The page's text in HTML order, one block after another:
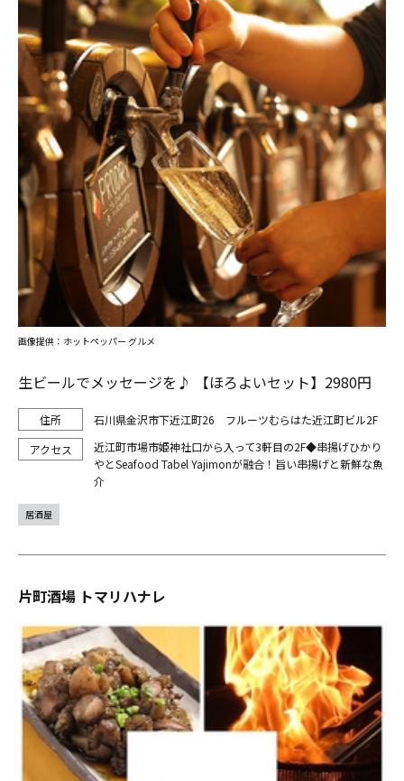
生ビールでメッセージを♪ 【ほろよいセット】2980円
石川県金沢市下近江町26 フルーツむらはた近江町ビル2F
近江町市場市姫神社口から入って3軒目の2F◆串揚げひかり
やとSeafood Tabel Yajimonが融合！旨い串揚げと新鮮な魚
介
画像提供：ホットペッパー グルメ
居酒屋
片町酒場 トマリハナレ